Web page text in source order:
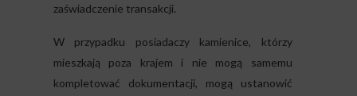
zaświadczenie transakcji.
W przypadku posiadaczy kamienice, którzy
mieszkają poza krajem i nie mogą samemu
kompletować dokumentacji, mogą ustanowić